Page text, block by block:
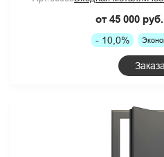
от 45 000 руб.
- 10,0%